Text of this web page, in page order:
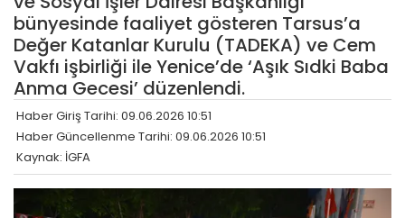
bünyesinde faaliyet gösteren Tarsus’a
Değer Katanlar Kurulu (TADEKA) ve Cem
Vakfı işbirliği ile Yenice’de ‘Aşık Sıdki Baba
Anma Gecesi’ düzenlendi.
Haber Giriş Tarihi: 09.06.2026 10:51
Haber Güncellenme Tarihi: 09.06.2026 10:51
Kaynak: İGFA